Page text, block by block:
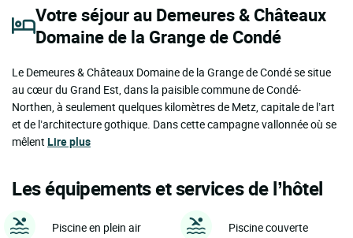
Votre séjour au Demeures & Châteaux
Domaine de la Grange de Condé
Le Demeures & Châteaux Domaine de la Grange de Condé se situe
au cœur du Grand Est, dans la paisible commune de Condé-
Northen, à seulement quelques kilomètres de Metz, capitale de l’art
et de l’architecture gothique. Dans cette campagne vallonnée où se
mêlent Lire plus
Les équipements et services de l’hôtel
Piscine en plein air Piscine couverte